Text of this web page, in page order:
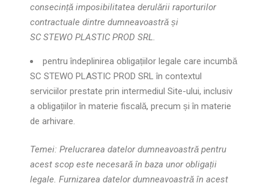
consecință imposibilitatea derulării raporturilor
contractuale dintre dumneavoastră și
SC STEWO PLASTIC PROD SRL.
pentru îndeplinirea obligațiilor legale care incumbă
SC STEWO PLASTIC PROD SRL în contextul
serviciilor prestate prin intermediul Site-ului, inclusiv
a obligațiilor în materie fiscală, precum și în materie
de arhivare.
Temei: Prelucrarea datelor dumneavoastră pentru
acest scop este necesară în baza unor obligații
legale. Furnizarea datelor dumneavoastră în acest
modul în care
folosiți site-ul
vă îmbunătățiți
șansele de a
și oferte
personalizate.